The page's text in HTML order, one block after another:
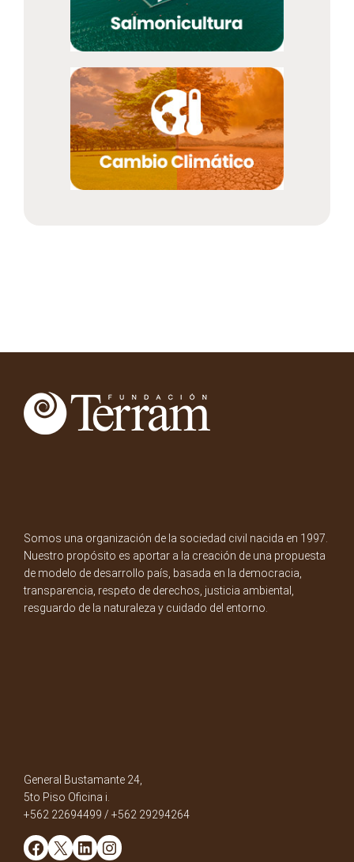
Somos una organización de la sociedad civil nacida en 1997.
Nuestro propósito es aportar a la creación de una propuesta
de modelo de desarrollo país, basada en la democracia,
transparencia, respeto de derechos, justicia ambiental,
resguardo de la naturaleza y cuidado del entorno.
General Bustamante 24,
5to Piso Oficina i.
+562 22694499 / +562 29294264